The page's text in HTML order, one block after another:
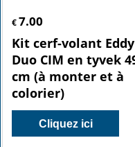
€ 7.00
Kit cerf-volant Eddy
Duo CIM en tyvek
cm (à monter et à
colorier)
Cliquez ici